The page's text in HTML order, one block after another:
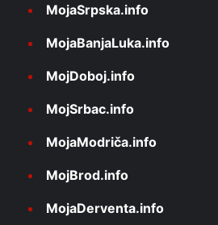
MojaSrpska.info
MojaBanjaLuka.info
MojDoboj.info
MojSrbac.info
MojaModriča.info
MojBrod.info
MojaDerventa.info